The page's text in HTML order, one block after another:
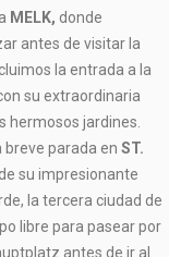
MELK, donde
antes de visitar la
la entrada a la
su extraordinaria
hermosos jardines.
breve parada enST.
su impresionante
la tercera ciudad de
libre para pasear por
antes de ir al